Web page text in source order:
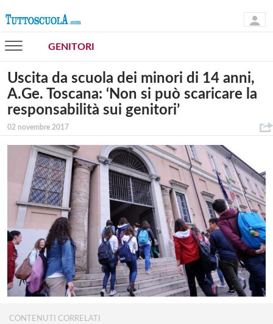
GENITORI
Uscita da scuola dei minori di 14 anni,
A.Ge. Toscana: ‘Non si può scaricare la
responsabilità sui genitori’
02 novembre 2017
CONTENUTI CORRELATI